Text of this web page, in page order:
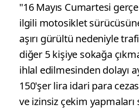
"16 Mayıs Cumartesi
ilgili motosiklet
aşırı gürültü nedeniyle
diğer 5 kişiye sokağa
ihlal edilmesinden dolayı
150'şer lira idari para
ve izinsiz çekim yapmaları